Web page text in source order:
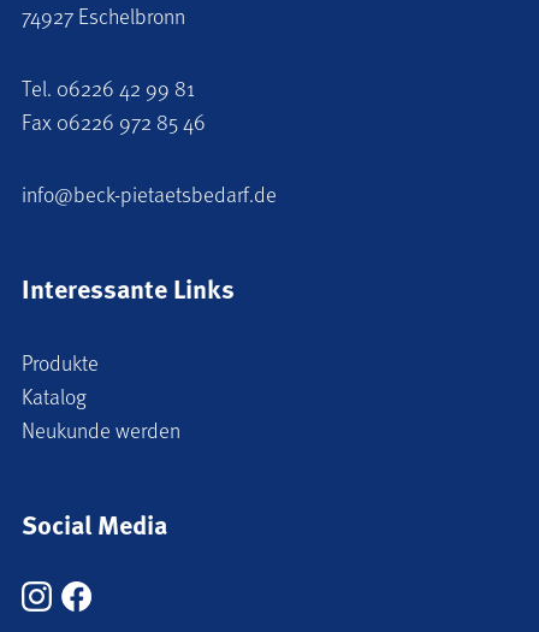
74927 Eschelbronn
Tel. 06226 42 99 81
Fax 06226 972 85 46
info@beck-pietaetsbedarf.de
Interessante Links
Produkte
Katalog
Neukunde werden
Social Media